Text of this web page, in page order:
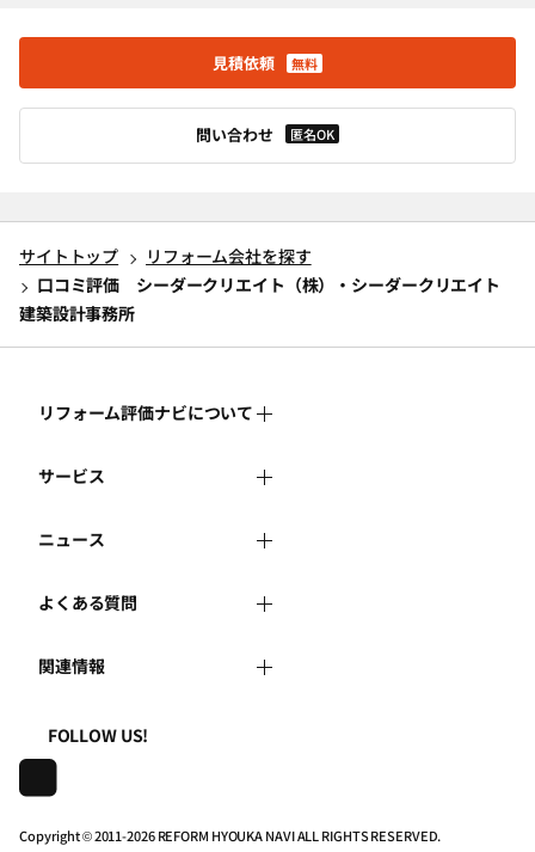
見積依頼 無料
問い合わせ 匿名OK
サイトトップ
リフォーム会社を探す
口コミ評価 シーダークリエイト（株）・シーダークリエイト
建築設計事務所
リフォーム評価ナビについて
リフォーム評価ナビとは
運営体制
はじめての方へ
事務局へのお問い合せ
地域の相談窓口のみなさまへ
サービス
リフォーム会社を探す
リフォーム事例を見る
リフォームを相談する
リフォームを学ぶ
ニュース
新着情報
講習会・セミナー
連携機関・企業・団体トピックス
よくある質問
よくある質問
利用規約
プライバシーポリシー
関連情報
一般財団法人住まいづくりナビセンター
株式会社日本建築住宅センター
FOLLOW US!
Copyright © 2011-2026 REFORM HYOUKA NAVI ALL RIGHTS RESERVED.